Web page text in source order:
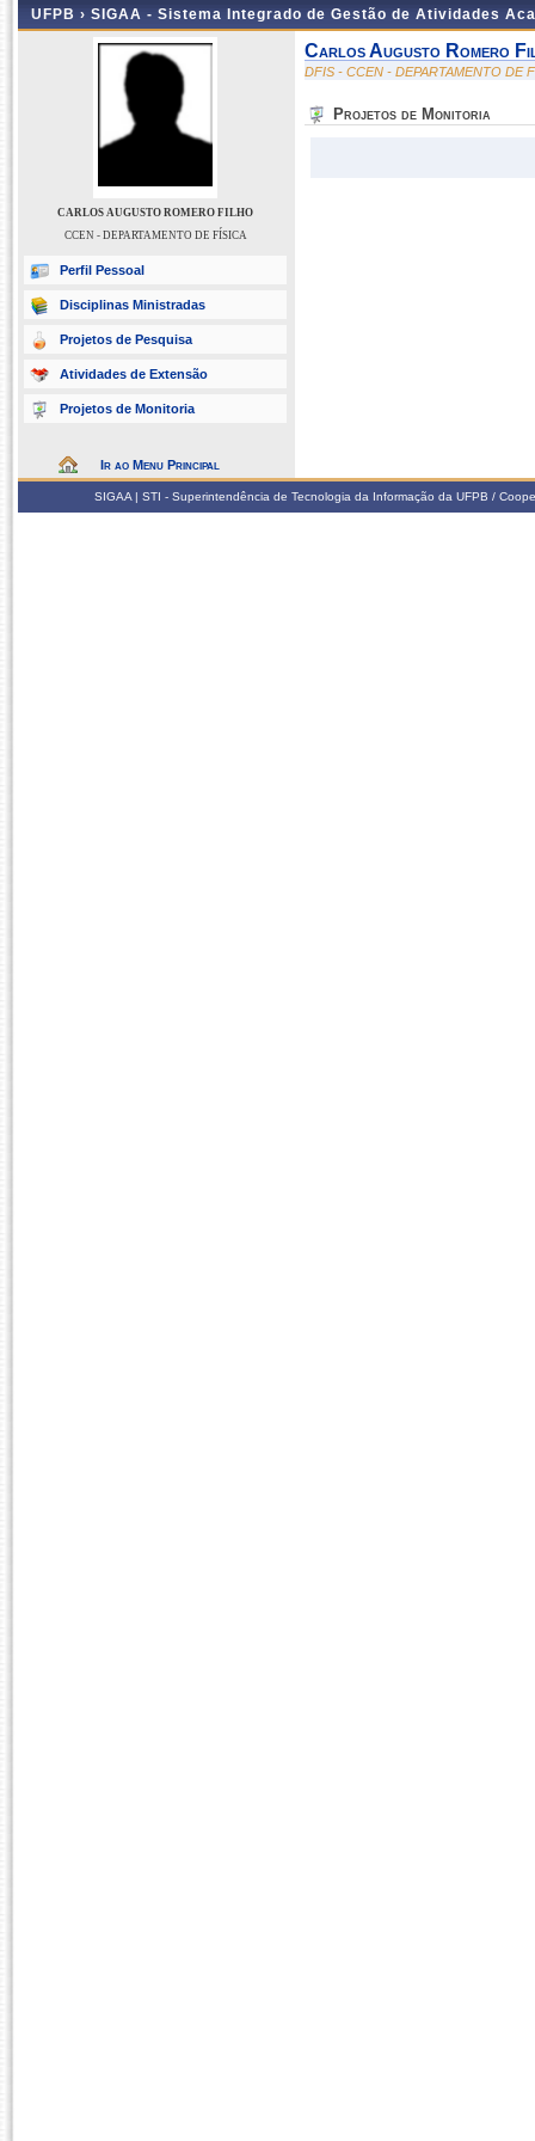
UFPB › SIGAA - Sistema Integrado de Gestão de Atividades
CARLOS AUGUSTO ROMERO FILHO
CCEN - DEPARTAMENTO DE FÍSICA
Perfil Pessoal
Disciplinas Ministradas
Projetos de Pesquisa
Atividades de Extensão
Projetos de Monitoria
Ir ao Menu Principal
Carlos Augusto Romero
DFIS - CCEN - DEPARTAMENTO DE
Projetos de Monitoria
SIGAA | STI - Superintendência de Tecnologia da Informação da UFPB /